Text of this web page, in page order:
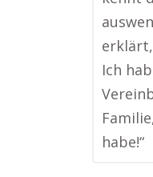
Ich
habe!“